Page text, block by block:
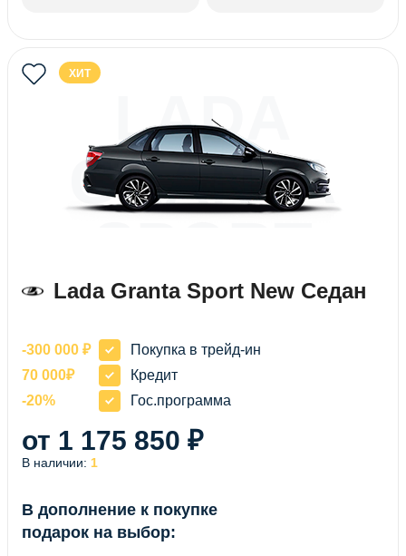
ХИТ
LADA
GRANTA
NEW
СЕДАН
Lada Granta Sport New Седан
-300 000 ₽
Покупка в трейд-ин
70 000₽
Кредит
-20%
Гос.программа
от 1 175 850 ₽
В наличии: 1
В дополнение к покупке
подарок на выбор: